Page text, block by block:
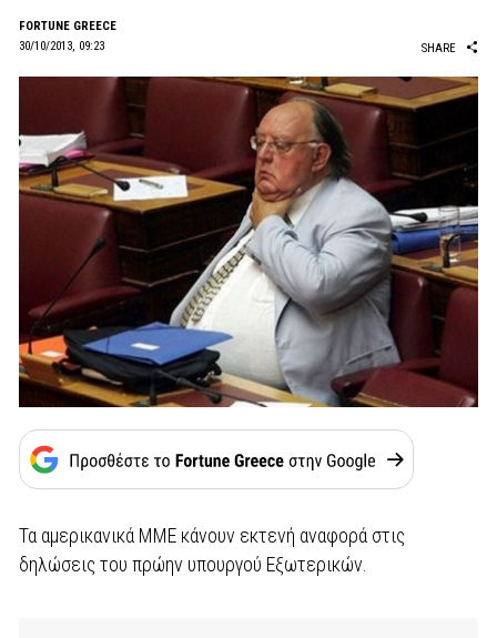
FORTUNE GREECE
30/10/2013, 09:23
SHARE
Τα αμερικανικά ΜΜΕ κάνουν εκτενή αναφορά στις
δηλώσεις του πρώην υπουργού Εξωτερικών.